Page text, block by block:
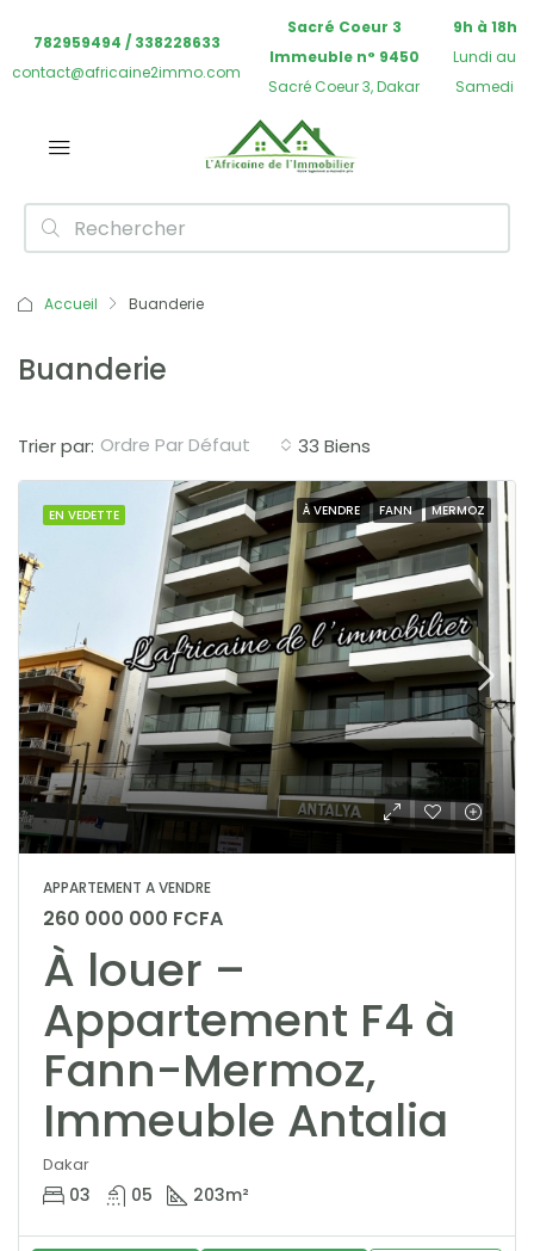
782959494 / 338228633
contact@africaine2immo.com
Sacré Coeur 3
Immeuble n° 9450
Sacré Coeur 3, Dakar
9h à 18h
Lundi au
Samedi
Accueil Buanderie
Buanderie
33 Biens
Trier par: Ordre Par Défaut
EN VEDETTE À VENDRE FANN MERMOZ
APPARTEMENT A VENDRE
260 000 000 FCFA
À louer –
Appartement F4 à
Fann-Mermoz,
Immeuble Antalia
Dakar
03 05 203m²